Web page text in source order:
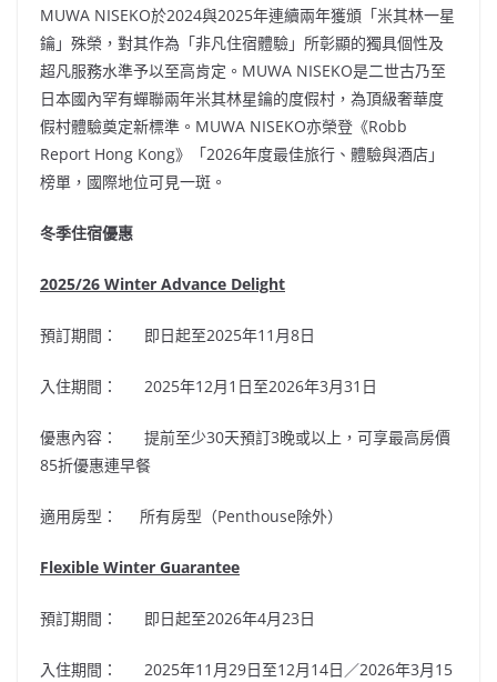
MUWA NISEKO於2024與2025年連續兩年獲頒「米其林一星
鑰」殊榮，對其作為「非凡住宿體驗」所彰顯的獨具個性及
超凡服務水準予以至高肯定。MUWA NISEKO是二世古乃至
日本國內罕有蟬聯兩年米其林星鑰的度假村，為頂級奢華度
假村體驗奠定新標準。MUWA NISEKO亦榮登《Robb
Report Hong Kong》「2026年度最佳旅行、體驗與酒店」
榜單，國際地位可見一斑。
冬季住宿優惠
2025/26 Winter Advance Delight
預訂期間： 即日起至2025年11月8日
入住期間： 2025年12月1日至2026年3月31日
優惠內容： 提前至少30天預訂3晚或以上，可享最高房價
85折優惠連早餐
適用房型： 所有房型（Penthouse除外）
Flexible Winter Guarantee
預訂期間： 即日起至2026年4月23日
入住期間： 2025年11月29日至12月14日／2026年3月15